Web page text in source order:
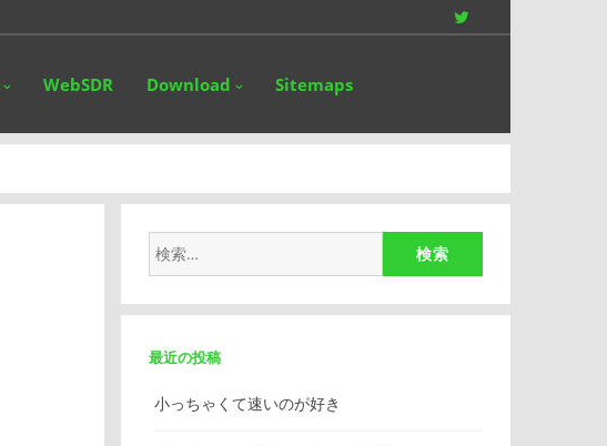
WebSDR Download Sitemaps
索:
最近の投稿
小っちゃくて速いのが好き